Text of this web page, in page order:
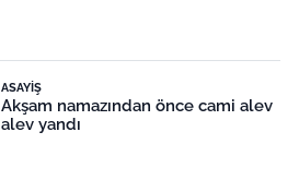
ASAYIŞ
Akşam namazından önce cami alev
alev yandı